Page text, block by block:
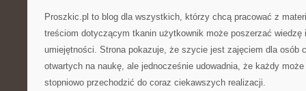
Proszkic.pl to blog dla wszystkich, którzy chcą pracować z
treściom dotyczącym tkanin użytkownik może poszerzać wiedzę
umiejętności. Strona pokazuje, że szycie jest zajęciem dla osób
otwartych na naukę, ale jednocześnie udowadnia, że każdy
stopniowo przechodzić do coraz ciekawszych realizacji.